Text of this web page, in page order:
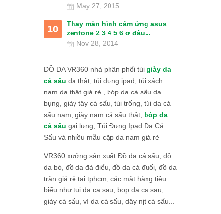
May 27, 2015
10
Thay màn hình cảm ứng asus
zenfone 2 3 4 5 6 ở đâu...
Nov 28, 2014
ĐỒ DA VR360 nhà phân phối túi giày da
cá sấu da thật, túi đựng ipad, túi xách
nam da thật giá rẻ., bóp da cá sấu da
bụng, giày tây cá sấu, túi trống, túi da cá
sấu nam, giày nam cá sấu thật, bóp da
cá sấu gai lưng, Túi Đựng Ipad Da Cá
Sấu và nhiều mẫu cặp da nam giá rẻ
VR360 xưởng sản xuất Đồ da cá sấu, đồ
da bò, đồ da đà điểu, đồ da cá đuối, đồ da
trăn giá rẻ tại tphcm, các mặt hàng tiêu
biểu như tui da ca sau, bop da ca sau,
giày cá sấu, ví da cá sấu, dây nịt cá sấu...